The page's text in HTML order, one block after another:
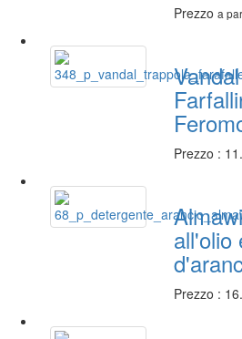
Prezzo a
Prezzo :
all'olio
Prezzo :